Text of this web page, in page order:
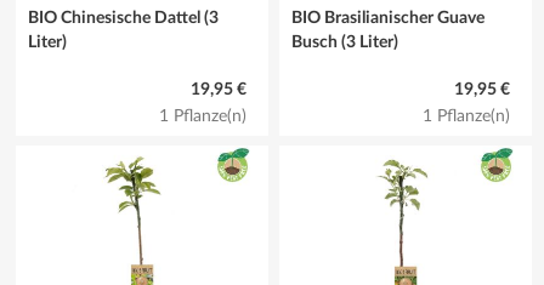
BIO Chinesische Dattel (3
Liter)
19,95 €
1 Pflanze(n)
BIO Brasilianischer Guave
Busch (3 Liter)
19,95 €
1 Pflanze(n)